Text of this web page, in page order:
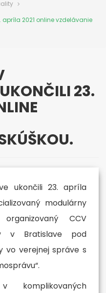
2021 online vzdelávanie
23.
ukončili 23. apríla
modulárny
CCV
v Bratislave pod
vo verejnej správe s